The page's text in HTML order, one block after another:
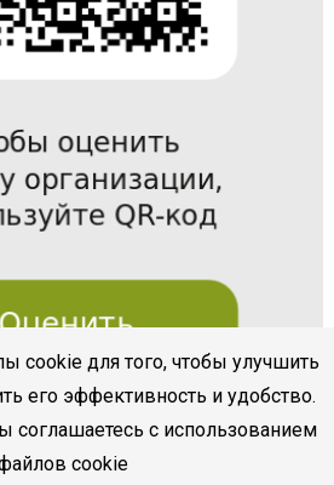
cookie для того, чтобы улучшить
его эффективность и удобство.
соглашаетесь с использованием
cookie